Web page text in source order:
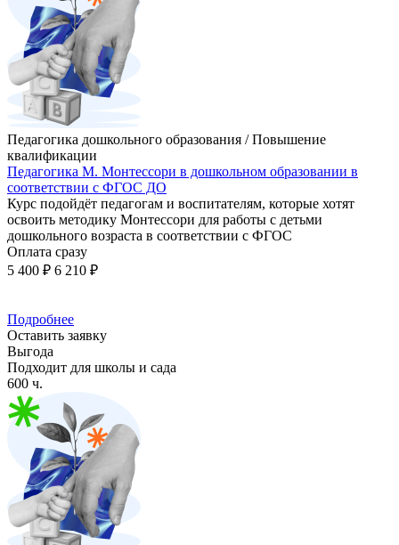
Педагогика дошкольного образования / Повышение
квалификации
Педагогика М. Монтессори в дошкольном образовании в
соответствии с ФГОС ДО
Курс подойдёт педагогам и воспитателям, которые хотят
освоить методику Монтессори для работы с детьми
дошкольного возраста в соответствии с ФГОС
Оплата сразу
5 400 ₽ 6 210 ₽
Подробнее
Оставить заявку
Выгода
Подходит для школы и сада
600 ч.